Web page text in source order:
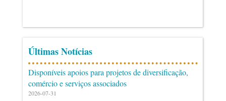
Últimas Notícias
Disponíveis apoios para projetos de diversificação,
comércio e serviços associados
2026-07-31